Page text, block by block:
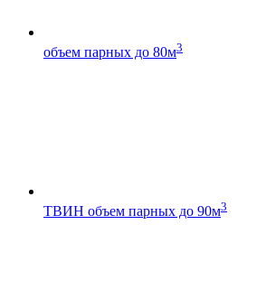
объем парных до 80м3
ТВИН объем парных до 90м3